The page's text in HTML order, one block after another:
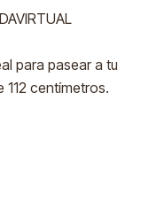
para pasear a tu
centímetros.